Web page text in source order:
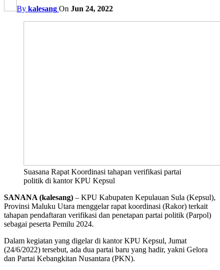
By kalesang On Jun 24, 2022
Suasana Rapat Koordinasi tahapan verifikasi partai
politik di kantor KPU Kepsul
SANANA (kalesang) – KPU Kabupaten Kepulauan Sula (Kepsul),
Provinsi Maluku Utara menggelar rapat koordinasi (Rakor) terkait
tahapan pendaftaran verifikasi dan penetapan partai politik (Parpol)
sebagai peserta Pemilu 2024.
Dalam kegiatan yang digelar di kantor KPU Kepsul, Jumat
(24/6/2022) tersebut, ada dua partai baru yang hadir, yakni Gelora
dan Partai Kebangkitan Nusantara (PKN).